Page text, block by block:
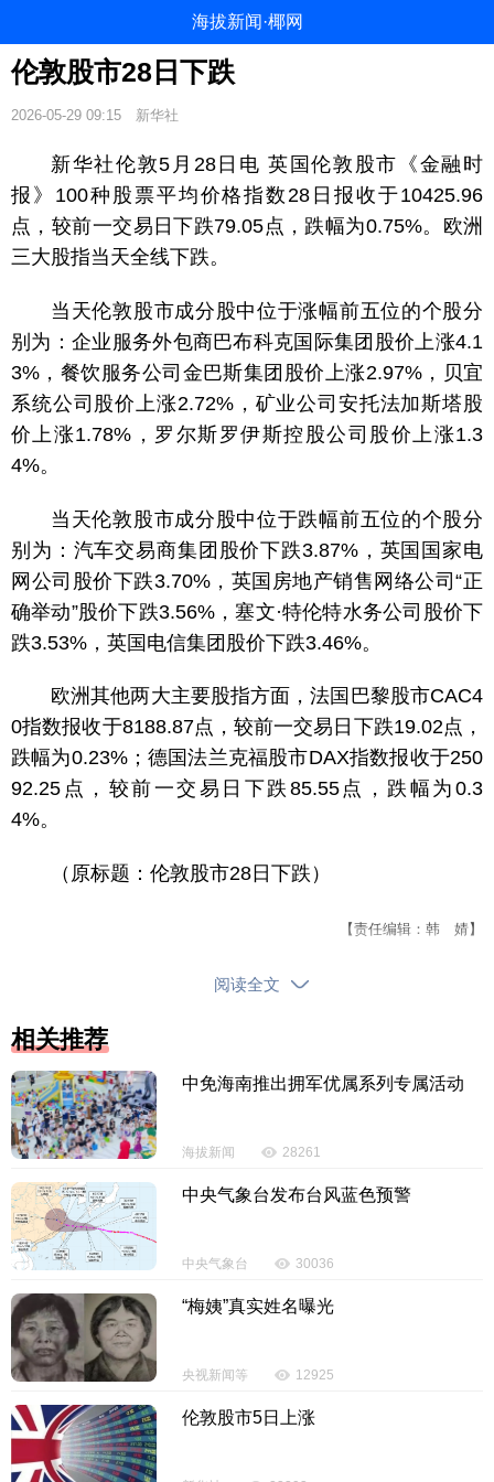
海拔新闻·椰网
伦敦股市28日下跌
2026-05-29 09:15 新华社
新华社伦敦5月28日电 英国伦敦股市《金融时
报》100种股票平均价格指数28日报收于10425.96
点，较前一交易日下跌79.05点，跌幅为0.75%。欧洲
三大股指当天全线下跌。
当天伦敦股市成分股中位于涨幅前五位的个股分
别为：企业服务外包商巴布科克国际集团股价上涨4.1
3%，餐饮服务公司金巴斯集团股价上涨2.97%，贝宜
系统公司股价上涨2.72%，矿业公司安托法加斯塔股
价上涨1.78%，罗尔斯罗伊斯控股公司股价上涨1.3
4%。
当天伦敦股市成分股中位于跌幅前五位的个股分
别为：汽车交易商集团股价下跌3.87%，英国国家电
网公司股价下跌3.70%，英国房地产销售网络公司“正
确举动”股价下跌3.56%，塞文·特伦特水务公司股价下
跌3.53%，英国电信集团股价下跌3.46%。
欧洲其他两大主要股指方面，法国巴黎股市CAC4
0指数报收于8188.87点，较前一交易日下跌19.02点，
跌幅为0.23%；德国法兰克福股市DAX指数报收于250
92.25点，较前一交易日下跌85.55点，跌幅为0.3
4%。
（原标题：伦敦股市28日下跌）
【责任编辑：韩 婧】
阅读全文
相关推荐
中免海南推出拥军优属系列专属活动
海拔新闻 28261
中央气象台发布台风蓝色预警
中央气象台 30036
“梅姨”真实姓名曝光
央视新闻等 12925
伦敦股市5日上涨